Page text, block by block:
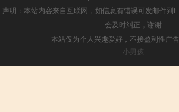
声明：本站内容来自互联网，如信息有错误可发邮件到
会及时纠正，谢谢
本站仅为个人兴趣爱好，不接盈利性广
小男孩